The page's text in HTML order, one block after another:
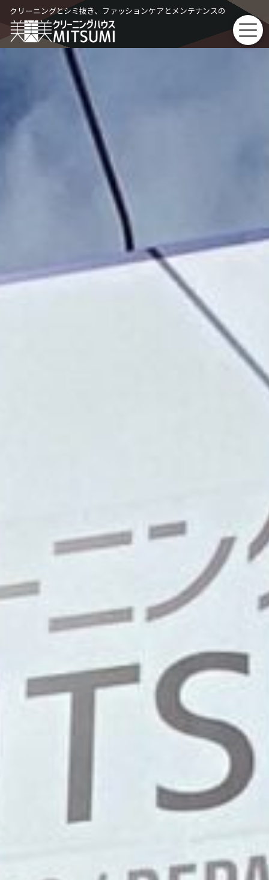
Skip
to
content
クリーニングとシミ抜き、ファッションケアとメンテナンスの